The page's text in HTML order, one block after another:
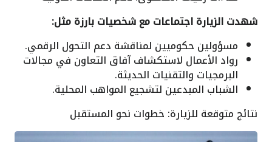
شهدت الزيارة اجتماعات مع شخصيات بارزة مثل:
مسؤولين حكوميين لمناقشة دعم التحول الرقمي.
رواد الأعمال لاستكشاف آفاق التعاون في مجالات
البرمجيات والتقنيات الحديثة.
الشباب المبدعين لتشجيع المواهب المحلية.
نتائج متوقعة للزيارة: خطوات نحو المستقبل